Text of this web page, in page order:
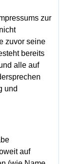
zur
zuvor seine
bereits
alle auf
und
auf